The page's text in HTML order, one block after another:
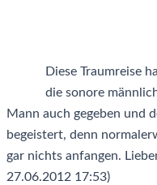
Diese Traumreise
die sonore
Mann auch gegeben und
begeistert, denn
gar nichts anfangen.
27.06.2012 17:53)